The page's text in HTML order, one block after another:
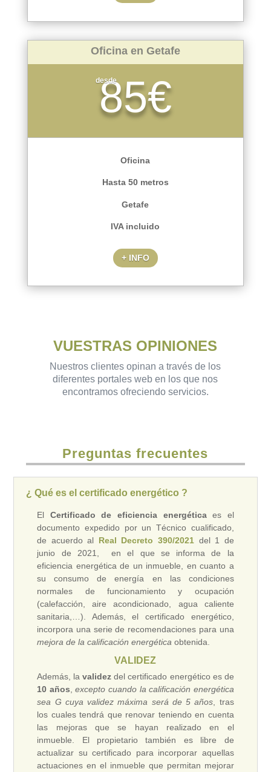
Oficina en Getafe
desde
85€
Oficina
Hasta 50 metros
Getafe
IVA incluido
+ INFO
VUESTRAS OPINIONES
Nuestros clientes opinan a través de los
diferentes portales web en los que nos
encontramos ofreciendo servicios.
Preguntas frecuentes
¿ Qué es el certificado energético ?
El Certificado de eficiencia energéticaes el
documento expedido por un Técnico cualificado,
de acuerdo al Real Decreto 390/2021 del 1 de
junio de 2021, en el que se informa de la
eficiencia energética de un inmueble, en cuanto a
su consumo de energía en las condiciones
normales de funcionamiento y ocupación
(calefacción, aire acondicionado, agua caliente
sanitaria,…). Además, el certificado energético,
incorpora una serie de recomendaciones para una
mejora de la calificación energética obtenida.
VALIDEZ
Además, lavalidez del certificado energético es de
10 años ,excepto cuando la calificación energética
sea G cuya validez máxima será de 5 años , tras
los cuales tendrá que renovar teniendo en cuenta
las mejoras que se hayan realizado en el
inmueble. El propietario también es libre de
actualizar su certificado para incorporar aquellas
actuaciones en el inmueble que permitan mejorar